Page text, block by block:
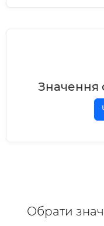
Значення
Обрати